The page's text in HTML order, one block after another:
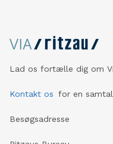
Lad os fortælle dig om
Kontakt os for en
Besøgsadresse